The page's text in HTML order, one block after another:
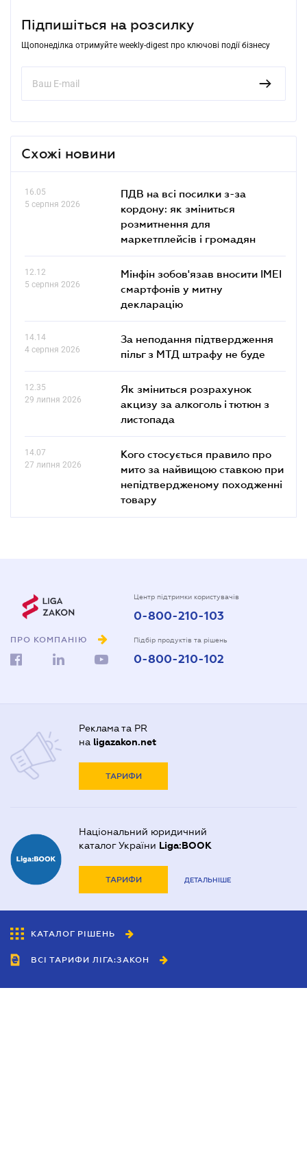
Підпишіться на розсилку
Щопонеділка отримуйте weekly-digest про ключові події бізнесу
Схожі новини
16.05
5 серпня 2026
ПДВ на всі посилки з-за
кордону: як зміниться
розмитнення для
маркетплейсів і громадян
12.12
5 серпня 2026
Мінфін зобов'язав вносити IMEI
смартфонів у митну
декларацію
14.14
4 серпня 2026
За неподання підтвердження
пільг з МТД штрафу не буде
12.35
29 липня 2026
Як зміниться розрахунок
акцизу за алкоголь і тютюн з
листопада
14.07
27 липня 2026
Кого стосується правило про
мито за найвищою ставкою при
непідтвердженому походженні
товару
ПРО КОМПАНІЮ
Центр підтримки користувачів
0-800-210-103
Підбір продуктів та рішень
0-800-210-102
Реклама та PR
на ligazakon.net
ТАРИФИ
Національний юридичний
каталог України Liga:BOOK
ТАРИФИ ДЕТАЛЬНІШЕ
КАТАЛОГ РІШЕНЬ
ВСІ ТАРИФИ ЛІГА:ЗАКОН